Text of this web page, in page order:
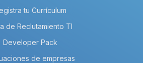
tu Currículum
de Reclutamiento TI
Developer Pack
de empresas